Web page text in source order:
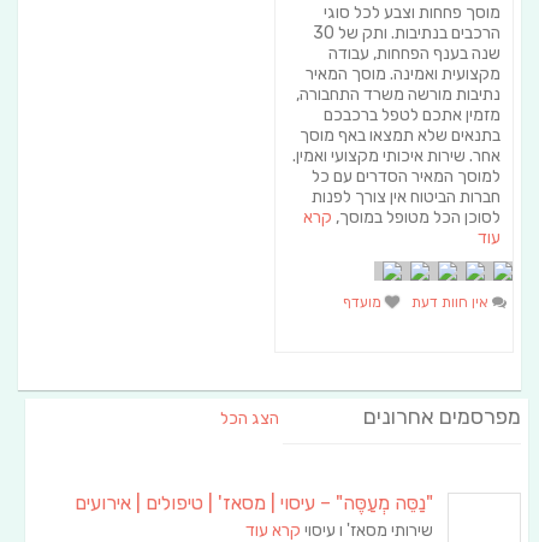
מוסך פחחות וצבע לכל סוגי
הרכבים בנתיבות. ותק של 30
שנה בענף הפחחות, עבודה
מקצועית ואמינה. מוסך המאיר
נתיבות מורשה משרד התחבורה,
מזמין אתכם לטפל ברכבכם
בתנאים שלא תמצאו באף מוסך
אחר. שירות איכותי מקצועי ואמין.
למוסך המאיר הסדרים עם כל
חברות הביטוח אין צורך לפנות
לסוכן הכל מטופל במוסך, קרא
עוד
אין חוות דעת מועדף
מפרסמים אחרונים הצג הכל
"נַסֵּה מְעַסֶּה" – עיסוי | מסאז' | טיפולים | אירועים
שירותי מסאז' ו עיסוי קרא עוד